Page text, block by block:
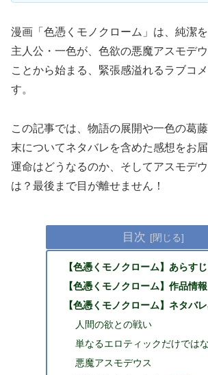
漫画「色憑くモノクローム」は、純潔
主人公・一色が、色欲の悪魔アスモデ
ことから始まる、緊張感溢れるラブコ
す。
この記事では、物語の展開や一色の葛
末についてネタバレを含めた感想をお
運命はどうなるのか、そしてアスモデ
は？最後まで目が離せません！
目次
【色憑くモノクローム】あらすじ
【色憑くモノクローム】作品情報
【色憑くモノクローム】ネタバ
人間の欲との戦い
単なるエロティックだけでは
悪魔アスモデウス